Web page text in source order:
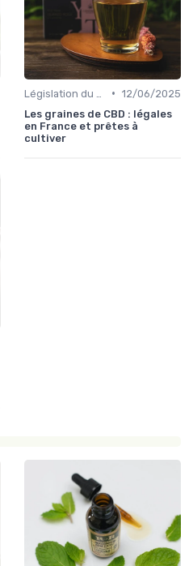
• 12/06/2025
Les graines de CBD : légales
en France et prêtes à
cultiver